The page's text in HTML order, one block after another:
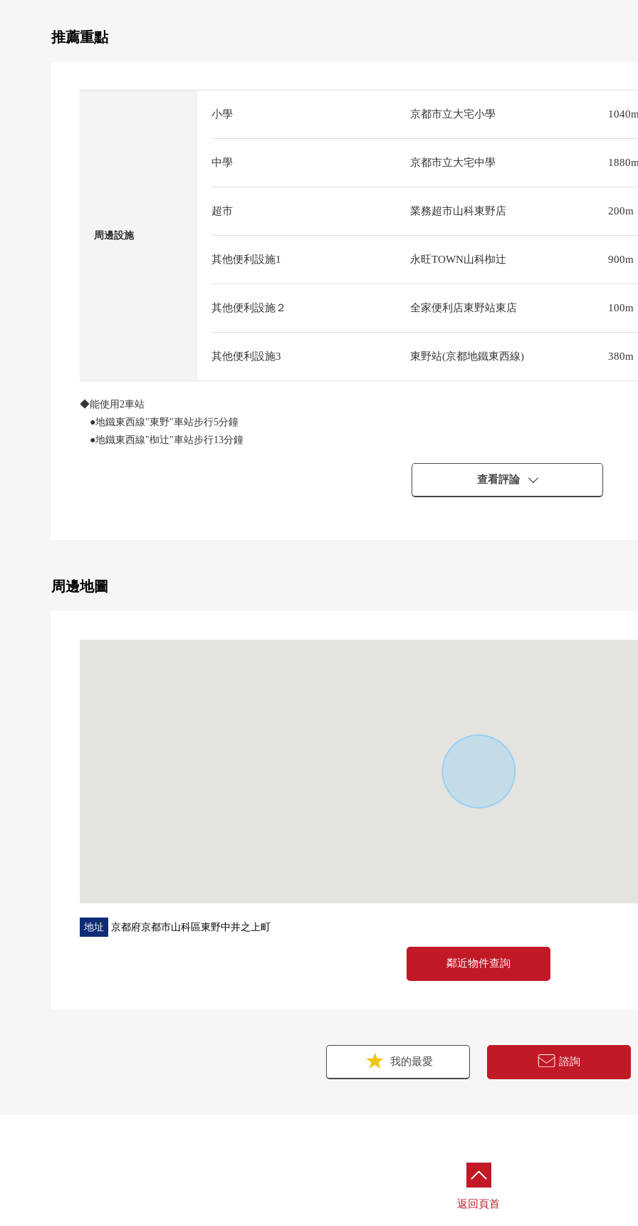
推薦重點
周邊設施
小學 京都市立大宅小學
中學 京都市立大宅中學
超市 業務超市山科東野店 200m
其他便利設施1 永旺TOWN山科椥辻 900m
其他便利設施２ 全家便利店東野站東店 100m
其他便利設施3 東野站(京都地鐵東西線) 380m
◆能使用2車站
●地鐵東西線"東野"車站步行5分鐘
●地鐵東西線"椥辻"車站步行13分鐘
查看評論
周邊地圖
地址 京都府京都市山科區東野中井之上町
鄰近物件查詢
我的最愛 諮詢
返回頁首